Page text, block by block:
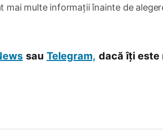
mai multe informații înainte de
sau Telegram, dacă îți este